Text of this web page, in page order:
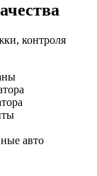
контроля
авто